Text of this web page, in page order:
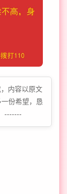
内容以原文
份希望，恳
-------